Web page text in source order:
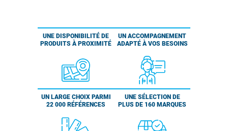
UNE DISPONIBILITÉ DE
PRODUITS À PROXIMITÉ
UN ACCOMPAGNEMENT
ADAPTÉ À VOS BESOINS
UN LARGE CHOIX PARMI
22 000 RÉFÉRENCES
UNE SÉLECTION DE
PLUS DE 160 MARQUES